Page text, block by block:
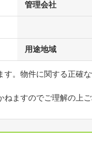
管理会社
用途地域
す。物件に関する正確
ますのでご理解の上ご